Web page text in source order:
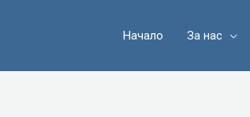
Начало
За нас